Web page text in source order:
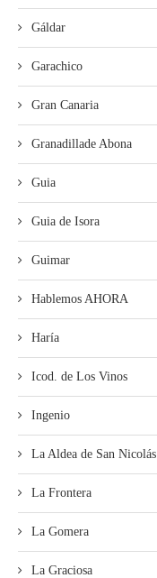
Gáldar
Garachico
Gran Canaria
Granadillade Abona
Guia
Guia de Isora
Guimar
Hablemos AHORA
Haría
Icod. de Los Vinos
Ingenio
La Aldea de San Nicolás
La Frontera
La Gomera
La Graciosa